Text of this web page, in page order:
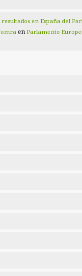
en España del
en Parlamento